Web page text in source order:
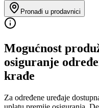
Pronađi u prodavnici
Mogućnost
osiguranje
krađe
Za određene uređaje